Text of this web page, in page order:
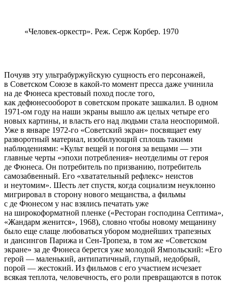
«Человек-оркестр». Реж. Серж Корбер. 1970
Почуяв эту ультрабуржуйскую сущность его персонажей,
в Советском Союзе в какой-то момент пресса даже учинила
на де Фюнеса крестовый поход после того,
как дефюнесооборот в советском прокате зашкалил. В одном
1971-ом году на наши экраны вышло аж целых четыре его
новых картины, и власть его над людьми стала неоспоримой.
Уже в январе 1972-го «Советский экран» посвящает ему
разворотный материал, изобилующий сплошь такими
наблюдениями: «Культ вещей и погоня за вещами — эти
главные черты «эпохи потребления» неотделимы от героя
де Фюнеса. Он потребитель по призванию, потребитель
самозабвенный. Его «хватательный рефлекс» неистов
и неутомим». Шесть лет спустя, когда социализм неуклонно
мигрировал в сторону нового мещанства, а фильмы
с де Фюнесом у нас взялись печатать уже
на широкоформатной пленке («Ресторан господина Септима»,
«Жандарм женится», 1968), словно чтобы новому мещанину
было еще слаще любоваться убором моднейших трапезных
и дансингов Парижа и Сен-Тропеза, в том же «Советском
экране» за де Фюнеса берется уже молодой Ямпольский: «Его
герой — маленький, антипатичный, глупый, недобрый,
порой — жестокий. Из фильмов с его участием исчезает
всякая теплота, человечность, его роли превращаются в поток